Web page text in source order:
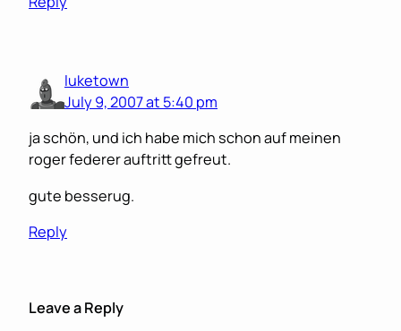
luketown
July 9, 2007 at 5:40 pm
ja schön, und ich habe mich schon auf meinen
roger federer auftritt gefreut.
gute besserug.
Reply
Leave a Reply